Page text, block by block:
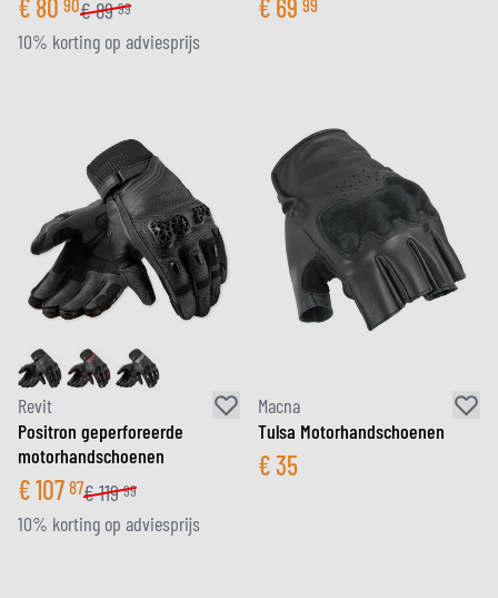
€ 80 €89 99
10% korting op adviesprijs
€ 69
Revit
Positron geperforeerde
motorhandschoenen
€107 87€119 99
10% korting op adviesprijs
Macna
Tulsa Motorhandschoenen
€35